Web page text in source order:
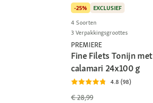
-25%
EXCLUSIEF
4 Soorten
3 Verpakkingsgroottes
PREMIERE
Fine Filets Tonijn met
calamari 24x100 g
4.8 (98)
€ 28,99